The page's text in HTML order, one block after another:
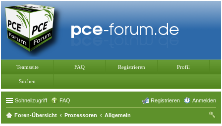
Teamseite FAQ Registrieren Profil
Suchen
Schnellzugriff FAQ Anmelden
Registrieren
Foren-Übersicht Prozessoren
Allgemein